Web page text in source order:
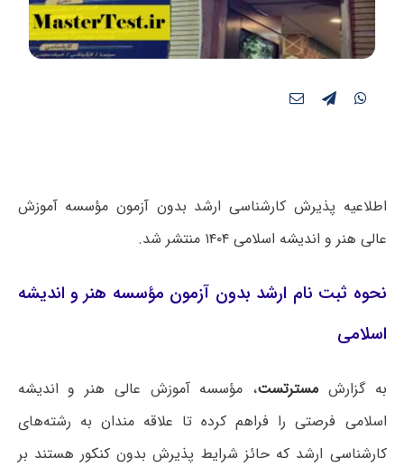
اطلاعیه پذیرش کارشناسی ارشد بدون آزمون مؤسسه آموزش
عالی هنر و اندیشه اسلامی ۱۴۰۴ منتشر شد.
نحوه ثبت نام ارشد بدون آزمون مؤسسه هنر و اندیشه
اسلامی
به گزارش مسترتست، مؤسسه آموزش عالی هنر و اندیشه
اسلامی فرصتی را فراهم کرده تا علاقه مندان به رشته‌های
کارشناسی ارشد که حائز شرایط پذیرش بدون کنکور هستند بر